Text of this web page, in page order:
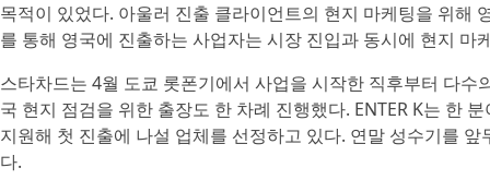
목적이 있었다. 아울러 진출 클라이언트의 현지 마케팅을 위해
를 통해 영국에 진출하는 사업자는 시장 진입과 동시에 현지 마
스타차드는 4월 도쿄 롯폰기에서 사업을 시작한 직후부터 다
국 현지 점검을 위한 출장도 한 차례 진행했다. ENTER K는 한
지원해 첫 진출에 나설 업체를 선정하고 있다. 연말 성수기를
다.